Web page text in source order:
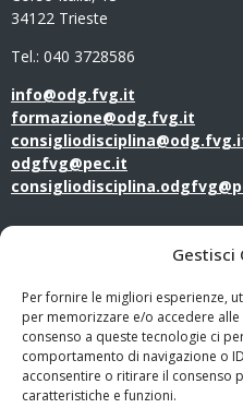
Gestisci
Per fornire le migliori esperienze,
per memorizzare e/o accedere
consenso a queste tecnologie ci
comportamento di navigazione o
acconsentire o ritirare il consenso
caratteristiche e funzioni.
34122 Trieste
Tel.: 040 3728586
info@odg.fvg.it
formazione@odg.fvg.it
odgfvg@pec.it
Privacy Policy
PagoPA